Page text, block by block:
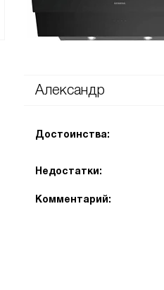
Александр
Достоинства:
Недостатки:
Комментарий: